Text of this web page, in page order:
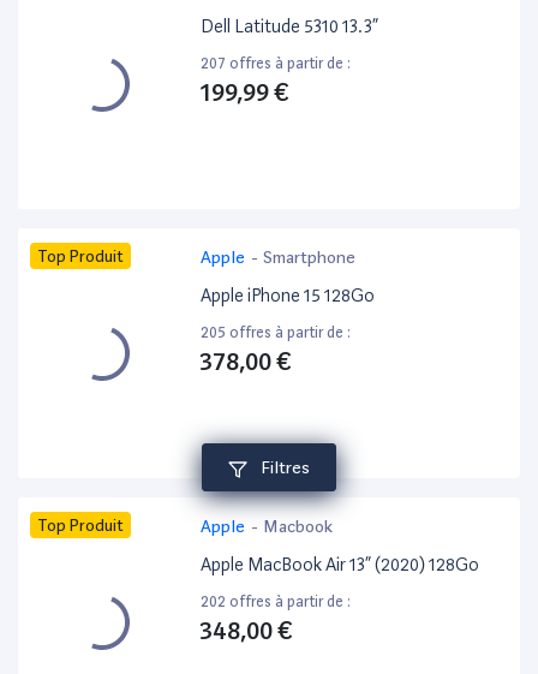
Filtres
Dell Latitude 5310 13.3”
207 offres à partir de :
199,99 €
Top Produit Apple - Smartphone
Apple iPhone 15 128Go
205 offres à partir de :
378,00 €
Top Produit Apple - Macbook
Apple MacBook Air 13” (2020) 128Go
202 offres à partir de :
348,00 €